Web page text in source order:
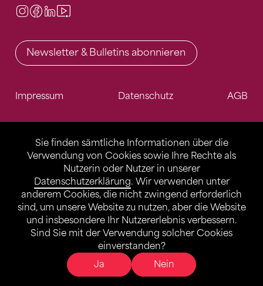
Sie finden sämtliche Informationen über die
Verwendung von Cookies sowie Ihre Rechte als
Nutzerin oder Nutzer in unserer
Datenschutzerklärung. Wir verwenden unter
anderem Cookies, die nicht zwingend erforderlich
sind, um unsere Website zu nutzen, aber die Website
und insbesondere Ihr Nutzererlebnis verbessern.
Sind Sie mit der Verwendung solcher Cookies
einverstanden?
Ja
Nein
Instagram
Facebook
LinkedIn
Newsletter & Bulletins abonnieren
Impressum Datenschutz AGB